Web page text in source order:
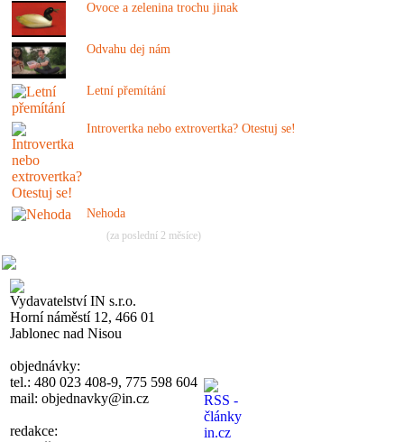
Ovoce a zelenina trochu jinak
Odvahu dej nám
Letní přemítání
Introvertka nebo extrovertka? Otestuj se!
Nehoda
(za poslední 2 měsíce)
Vydavatelství IN s.r.o.
Horní náměstí 12, 466 01
Jablonec nad Nisou
objednávky:
tel.: 480 023 408-9, 775 598 604
mail: objednavky@in.cz
redakce: